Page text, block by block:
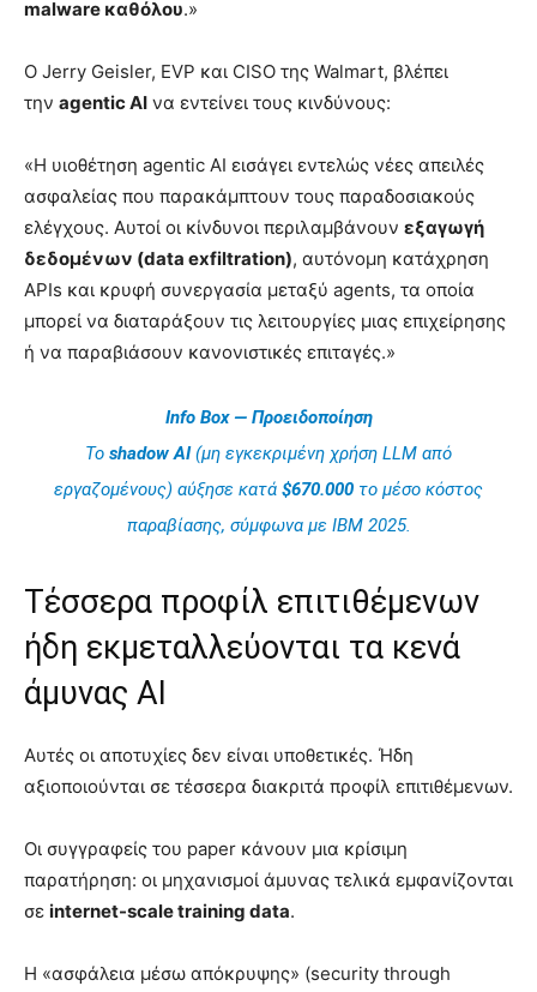
malware καθόλου.»
Ο Jerry Geisler, EVP και CISO της Walmart, βλέπει
την agentic AI να εντείνει τους κινδύνους:
«Η υιοθέτηση agentic AI εισάγει εντελώς νέες απειλές
ασφαλείας που παρακάμπτουν τους παραδοσιακούς
ελέγχους. Αυτοί οι κίνδυνοι περιλαμβάνουν εξαγωγή
δεδομένων (data exfiltration), αυτόνομη κατάχρηση
APIs και κρυφή συνεργασία μεταξύ agents, τα οποία
μπορεί να διαταράξουν τις λειτουργίες μιας επιχείρησης
ή να παραβιάσουν κανονιστικές επιταγές.»
Info Box — Προειδοποίηση
Το shadow AI(μη εγκεκριμένη χρήση LLM από
εργαζομένους) αύξησε κατά $670.000 το μέσο κόστος
παραβίασης, σύμφωνα με IBM 2025.
Τέσσερα προφίλ επιτιθέμενων
ήδη εκμεταλλεύονται τα κενά
άμυνας AI
Αυτές οι αποτυχίες δεν είναι υποθετικές. Ήδη
αξιοποιούνται σε τέσσερα διακριτά προφίλ επιτιθέμενων.
Οι συγγραφείς του paper κάνουν μια κρίσιμη
παρατήρηση: οι μηχανισμοί άμυνας τελικά εμφανίζονται
σε internet-scale training data.
Η «ασφάλεια μέσω απόκρυψης» (security through